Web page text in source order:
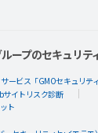
ープのセキュリテ
ービス「GMOセキュリティ
サイトリスク診断
ト